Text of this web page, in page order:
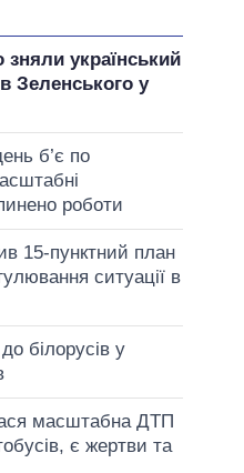
зняли український
Зеленського у
б’є по
роботи
15-пунктний план
ситуації в
білорусів у
масштабна ДТП
є жертви та